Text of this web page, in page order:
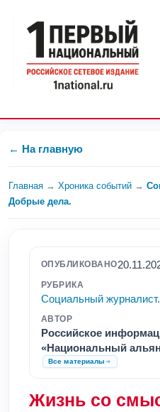
← На главную
Главная → Хроника событий →
Добрые дела.
ОПУБЛИКОВАНО
РУБРИКА
Социальный
АВТОР
Российское
«Национальный
Все материалы
Жизнь со